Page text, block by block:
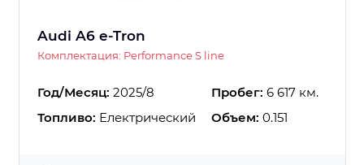
Audi A6 e-Tron
Комплектация: Performance S line
Год/Месяц: 2025/8 Пробег: 6 617 км.
Топливо: Електрический Объем: 0.151